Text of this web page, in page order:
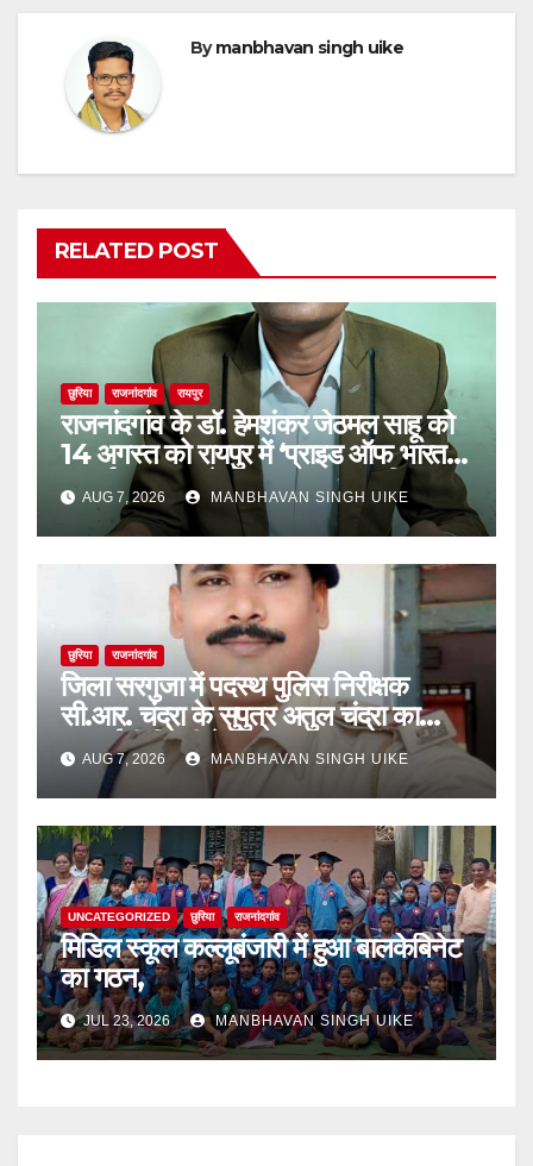
Bymanbhavan singh uike
RELATED POST
छुरिया राजनांदगांव रायपुर
राजनांदगांव के डॉ. हेमशंकर जेठमल साहू को
14 अगस्त को रायपुर में ‘प्राइड ऑफ भारत
अवॉर्ड 2026’ से किया जाएगा सम्मानित,
AUG 7, 2026 MANBHAVAN SINGH UIKE
छुरिया राजनांदगांव
जिला सरगुजा में पदस्थ पुलिस निरीक्षक
सी.आर. चंद्रा के सुपुत्र अतुल चंद्रा का
एनआईटी दिल्ली के कंप्यूटर साइंस एंड
इंजीनियरिंग में चयन,
AUG 7, 2026 MANBHAVAN SINGH UIKE
UNCATEGORIZED छुरिया राजनांदगांव
मिडिल स्कूल कल्लूबंजारी में हुआ बालकेबिनेट
का गठन,
JUL 23, 2026 MANBHAVAN SINGH UIKE